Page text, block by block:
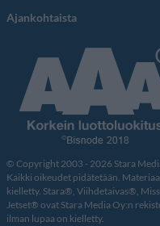
Ajankohtaista
© Copyright 2003 - 2026 Stara
Kaikki oikeudet pidätetään.
kielletty. Stara®, Viihdetaivas®,
Jetset® ovat Stara Media Oy:n
ilman lupaa on kielletty.